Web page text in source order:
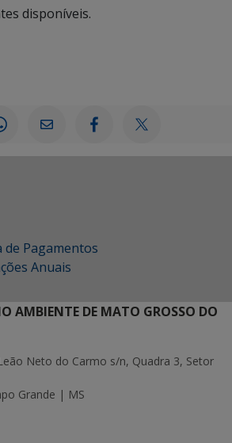
disponíveis.
Pagamentos
Anuais
AMBIENTE DE MATO GROSSO DO
Neto do Carmo s/n, Quadra 3, Setor
Grande | MS